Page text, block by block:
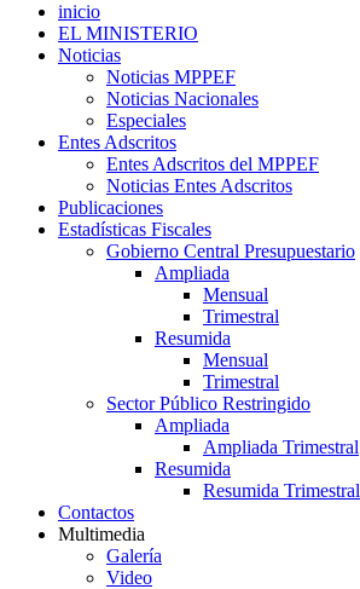
inicio
EL MINISTERIO
Noticias
Noticias MPPEF
Noticias Nacionales
Especiales
Entes Adscritos
Entes Adscritos del MPPEF
Noticias Entes Adscritos
Publicaciones
Estadísticas Fiscales
Gobierno Central Presupuestario
Ampliada
Mensual
Trimestral
Resumida
Mensual
Trimestral
Sector Público Restringido
Ampliada
Ampliada Trimestral
Resumida
Resumida Trimestral
Contactos
Multimedia
Galería
Video